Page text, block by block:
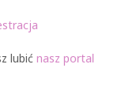
lubić nasz portal